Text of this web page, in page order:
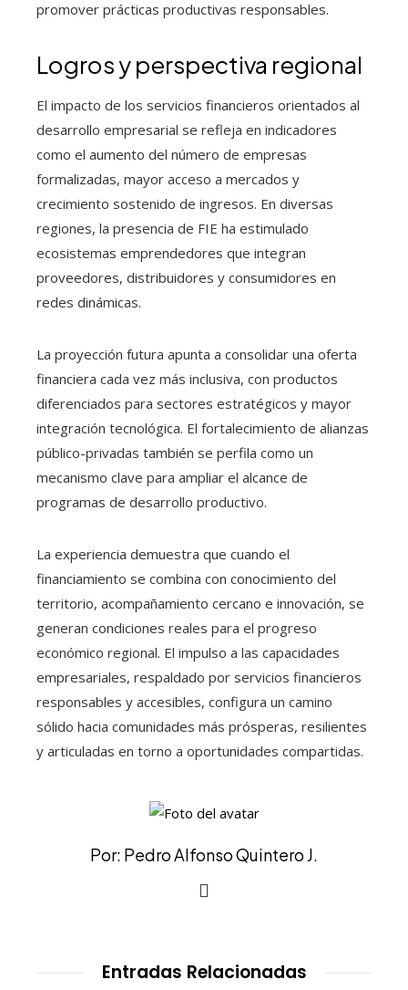
promover prácticas productivas responsables.
Logros y perspectiva regional
El impacto de los servicios financieros orientados al
desarrollo empresarial se refleja en indicadores
como el aumento del número de empresas
formalizadas, mayor acceso a mercados y
crecimiento sostenido de ingresos. En diversas
regiones, la presencia de FIE ha estimulado
ecosistemas emprendedores que integran
proveedores, distribuidores y consumidores en
redes dinámicas.
La proyección futura apunta a consolidar una oferta
financiera cada vez más inclusiva, con productos
diferenciados para sectores estratégicos y mayor
integración tecnológica. El fortalecimiento de alianzas
público-privadas también se perfila como un
mecanismo clave para ampliar el alcance de
programas de desarrollo productivo.
La experiencia demuestra que cuando el
financiamiento se combina con conocimiento del
territorio, acompañamiento cercano e innovación, se
generan condiciones reales para el progreso
económico regional. El impulso a las capacidades
empresariales, respaldado por servicios financieros
responsables y accesibles, configura un camino
sólido hacia comunidades más prósperas, resilientes
y articuladas en torno a oportunidades compartidas.
Por: Pedro Alfonso Quintero J.
Entradas Relacionadas